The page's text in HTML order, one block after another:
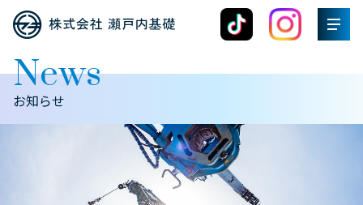
News
お知らせ